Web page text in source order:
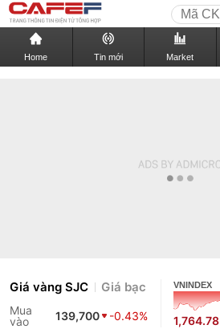
Home Tin mới Market
Giá vàng SJC Giá bạc
Mua
vào
139,700
-0.43%
VNINDEX
1,764.78